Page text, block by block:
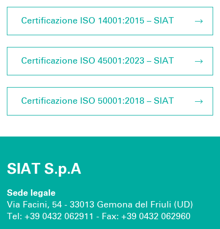
Certificazione ISO 14001:2015 – SIAT
Certificazione ISO 45001:2023 – SIAT
Certificazione ISO 50001:2018 – SIAT
SIAT S.p.A
Sede legale
Via Facini, 54 - 33013 Gemona del Friuli (UD)
Tel: +39 0432 062911 - Fax: +39 0432 062960